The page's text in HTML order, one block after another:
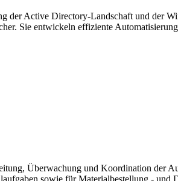
Active Directory-Landschaft und der
Sie entwickeln effiziente
Überwachung und Koordination der